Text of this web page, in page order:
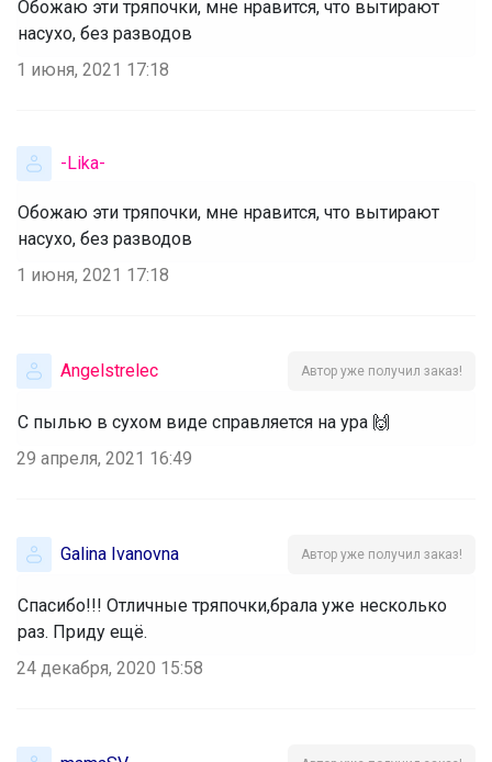
Обожаю эти тряпочки, мне нравится, что вытирают
насухо, без разводов
1 июня, 2021 17:18
-Lika-
Обожаю эти тряпочки, мне нравится, что вытирают
насухо, без разводов
1 июня, 2021 17:18
Angelstrelec Автор уже получил заказ!
С пылью в сухом виде справляется на ура 🙌
29 апреля, 2021 16:49
Galina Ivanovna Автор уже получил заказ!
Спасибо!!! Отличные тряпочки,брала уже несколько
раз. Приду ещё.
24 декабря, 2020 15:58